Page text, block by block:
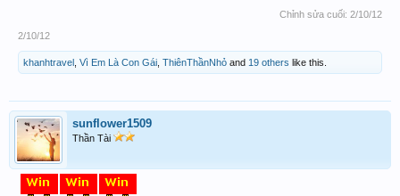
Chỉnh sửa cuối: 2/10/12
2/10/12
khanhtravel Vì Em Là Con Gái ThiênThầnNhỏ and 19 others like this.
sunflower1509
Thần Tài